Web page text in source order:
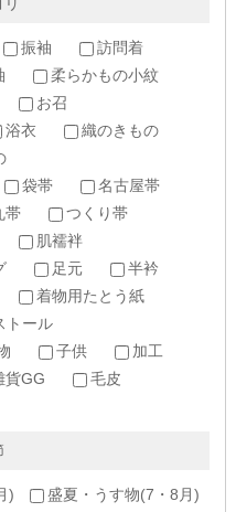
振袖
訪問着
柔らかもの小紋
お召
浴衣
織のきもの
袋帯
名古屋帯
帯
つくり帯
肌襦袢
足元
半衿
着物用たとう紙
トール
子供
加工
貨GG
毛皮
) 盛夏・うす物(7・8月)